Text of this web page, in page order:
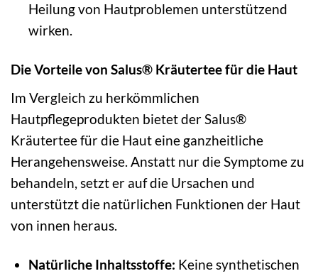
Heilung von Hautproblemen unterstützend
wirken.
Die Vorteile von Salus® Kräutertee für die Haut
Im Vergleich zu herkömmlichen
Hautpflegeprodukten bietet der Salus®
Kräutertee für die Haut eine ganzheitliche
Herangehensweise. Anstatt nur die Symptome zu
behandeln, setzt er auf die Ursachen und
unterstützt die natürlichen Funktionen der Haut
von innen heraus.
Natürliche Inhaltsstoffe: Keine synthetischen